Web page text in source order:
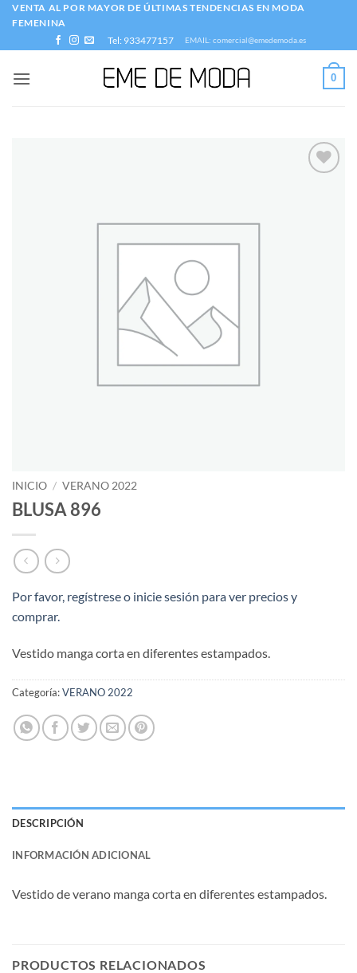
Saltar
contenido
VENTA AL POR MAYOR DE ÚLTIMAS TENDENCIAS EN MODA
FEMENINA
Tel: 933477157
EMAIL: comercial@emedemoda.es
0
INICIO / VERANO 2022
BLUSA 896
Por favor, regístrese o inicie sesión para ver precios y
comprar.
Vestido manga corta en diferentes estampados.
Categoría:VERANO 2022
DESCRIPCIÓN
INFORMACIÓN ADICIONAL
Vestido de verano manga corta en diferentes estampados.
PRODUCTOS RELACIONADOS